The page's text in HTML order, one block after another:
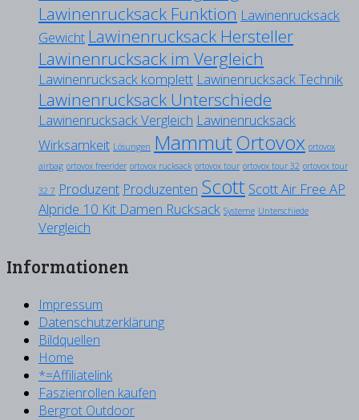
Lawinenrucksack Funktion Lawinenrucksack
Gewicht Lawinenrucksack Hersteller
Lawinenrucksack im Vergleich
Lawinenrucksack komplett Lawinenrucksack Technik
Lawinenrucksack Unterschiede
Lawinenrucksack Vergleich Lawinenrucksack
Wirksamkeit Lösungen MammutOrtovox ortovox
airbag ortovox freerider ortovox rucksack ortovox tour ortovox tour 32 ortovox tour
32 7 Produzent Produzenten Scott Scott Air Free AP
Alpride 10 Kit Damen Rucksack Systeme Unterschiede
Vergleich
Informationen
Impressum
Datenschutzerklärung
Bildquellen
Home
*=Affiliatelink
Faszienrollen kaufen
Bergrot Outdoor